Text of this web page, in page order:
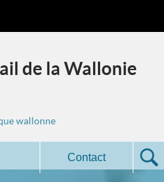
de la Wallonie
wallonne
Contact